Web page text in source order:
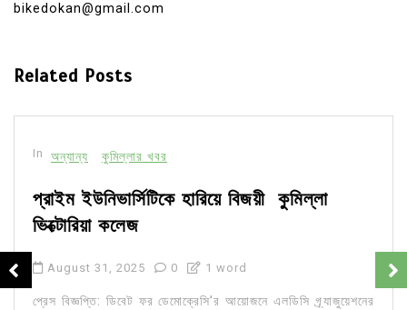
bikedokan@gmail.com
Related Posts
In অন্যান্য কুমিল্লার খবর
প্রাইম ইউনিভার্সিটিকে হারিয়ে বিজয়ী কুমিল্লা
ভিক্টোরিয়া কলেজ
August 31, 2025 0 1 word
প্রেস বিজ্ঞপ্তি: ডিবেট ফর ডেমোক্রেসি’র আয়োজনে এলডিসি গ্র্যাজুয়েশনের